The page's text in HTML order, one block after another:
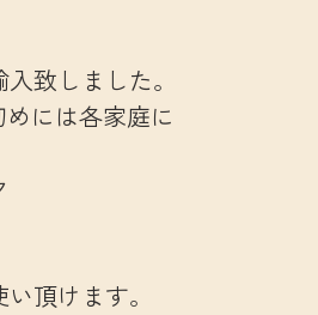
致しました。
には各家庭に
頂けます。